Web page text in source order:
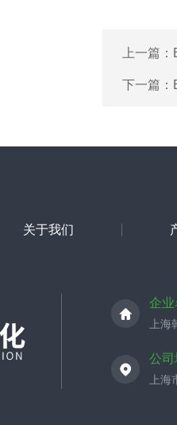
上一篇：
下一篇：
关于我们
企业
上
公司
上